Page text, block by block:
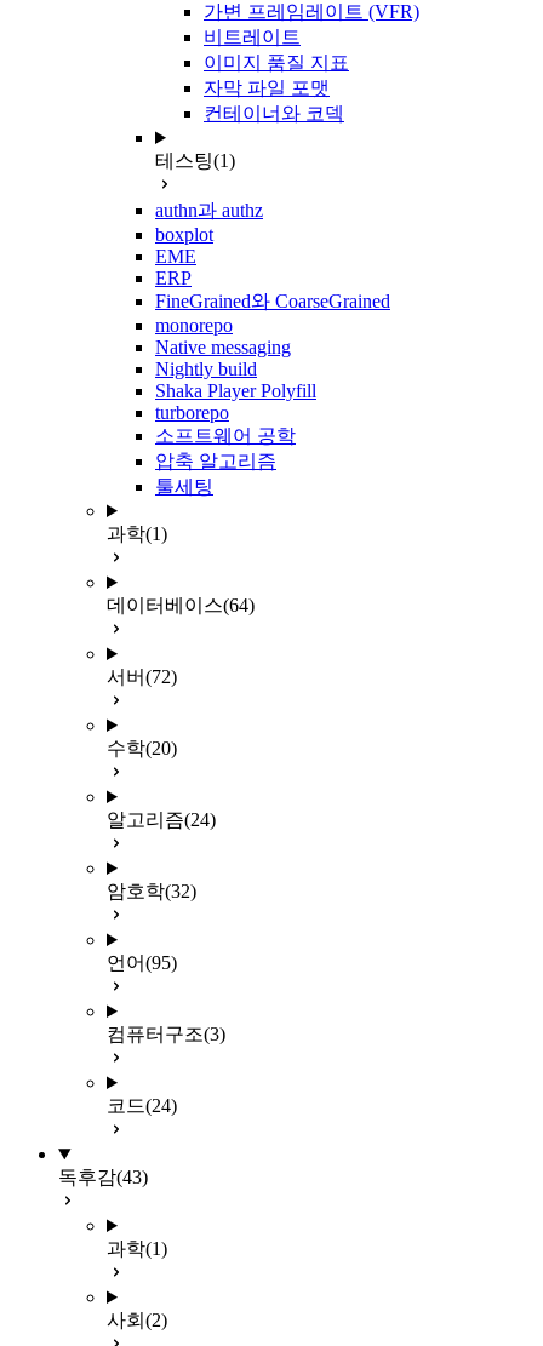
가변 프레임레이트 (VFR)
비트레이트
이미지 품질 지표
자막 파일 포맷
컨테이너와 코덱
테스팅(1)
authn과 authz
boxplot
EME
ERP
FineGrained와 CoarseGrained
monorepo
Native messaging
Nightly build
Shaka Player Polyfill
turborepo
소프트웨어 공학
압축 알고리즘
툴세팅
과학(1)
데이터베이스(64)
서버(72)
수학(20)
알고리즘(24)
암호학(32)
언어(95)
컴퓨터구조(3)
코드(24)
독후감(43)
과학(1)
사회 (2)